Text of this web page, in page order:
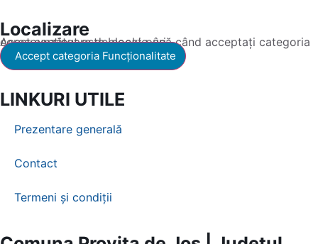
Localizare
Acest conținut este blocat până când acceptați categoria corespunzătoare de cookie-uri.
Accept categoria Funcționalitate
LINKURI UTILE
Prezentare generală
Contact
Termeni și condiții